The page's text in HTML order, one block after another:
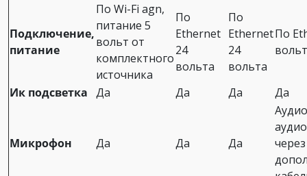
Подключение,
питание
По Wi-Fi agn,
питание 5
вольт от
комплектного
источника
По
Ethernet
24
вольта
По
Ethernet
24
вольта
По
Ик подсветка Да Да Да Да
Микрофон Да Да Да
через